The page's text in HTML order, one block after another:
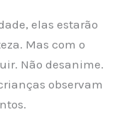
elas estarão
Mas com o
Não desanime.
observam